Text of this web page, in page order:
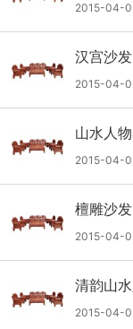
2015-04-
汉宫沙发
2015-04-
山水人
2015-04-
檀雕沙
2015-04-
清韵山
2015-04-